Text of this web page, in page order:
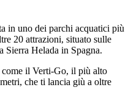
in uno dei parchi acquatici più
20 attrazioni, situato sulle
Sierra Helada in Spagna.
il Verti-Go, il più alto
che ti lancia giù a oltre